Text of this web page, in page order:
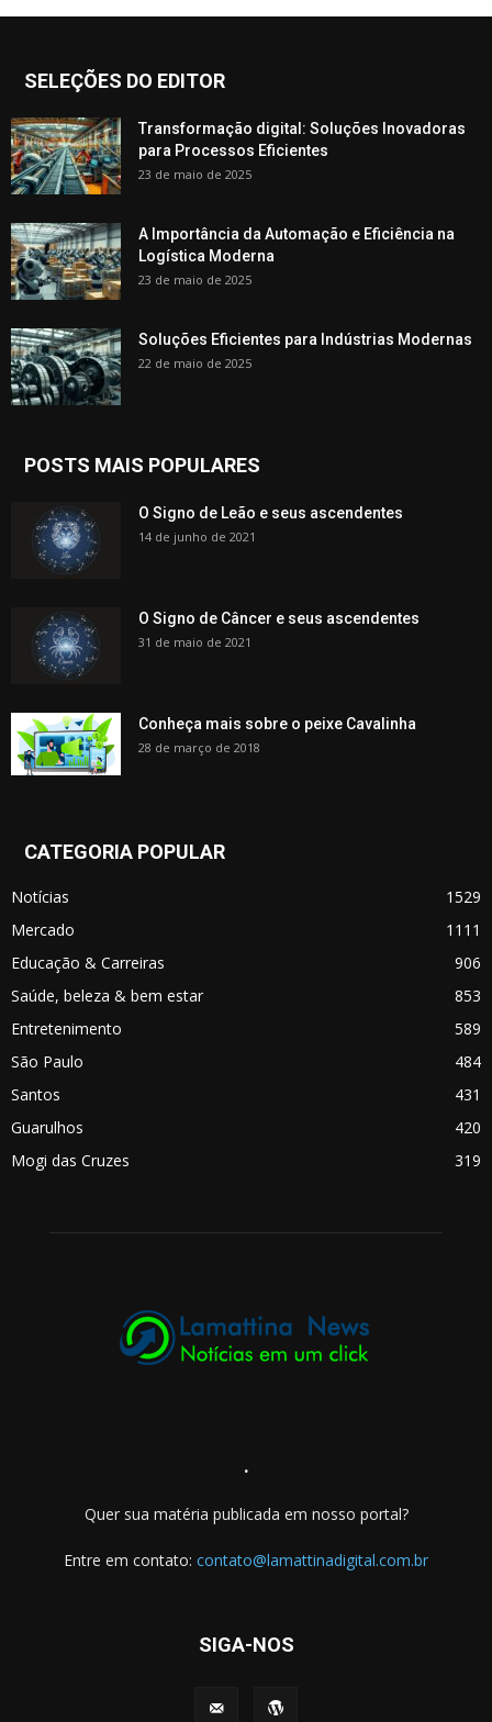
SELEÇÕES DO EDITOR
Transformação digital: Soluções Inovadoras
para Processos Eficientes
23 de maio de 2025
A Importância da Automação e Eficiência na
Logística Moderna
23 de maio de 2025
Soluções Eficientes para Indústrias Modernas
22 de maio de 2025
POSTS MAIS POPULARES
O Signo de Leão e seus ascendentes
14 de junho de 2021
O Signo de Câncer e seus ascendentes
31 de maio de 2021
Conheça mais sobre o peixe Cavalinha
28 de março de 2018
CATEGORIA POPULAR
Notícias
1529
Mercado
1111
Educação & Carreiras
906
Saúde, beleza & bem estar
853
Entretenimento
589
São Paulo
484
Santos
431
Guarulhos
420
Mogi das Cruzes
319
.
Quer sua matéria publicada em nosso portal?
Entre em contato: contato@lamattinadigital.com.br
SIGA-NOS